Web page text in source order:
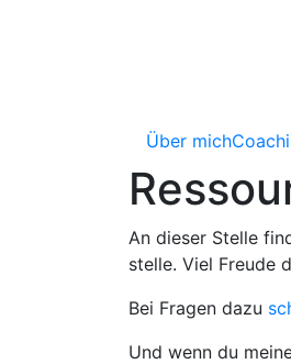
Über mich
An dieser Stelle
stelle. Viel Freude
Bei Fragen dazu
Und wenn du